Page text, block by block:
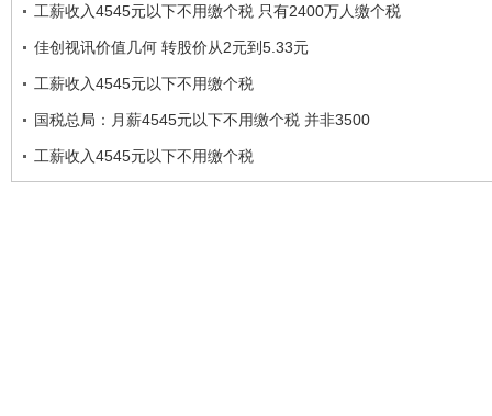
工薪收入4545元以下不用缴个税 只有2400万人缴个税
佳创视讯价值几何 转股价从2元到5.33元
工薪收入4545元以下不用缴个税
国税总局：月薪4545元以下不用缴个税 并非3500
工薪收入4545元以下不用缴个税